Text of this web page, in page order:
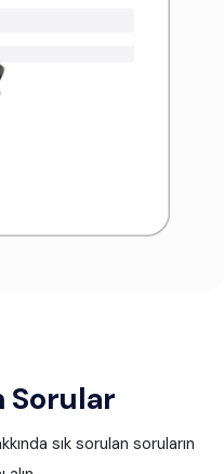
Sorular
sık sorulan soruların